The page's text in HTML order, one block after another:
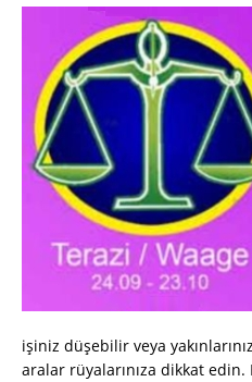
işiniz düşebilir veya
aralar rüyalarınıza dikkat